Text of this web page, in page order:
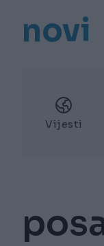
novi
Vijesti